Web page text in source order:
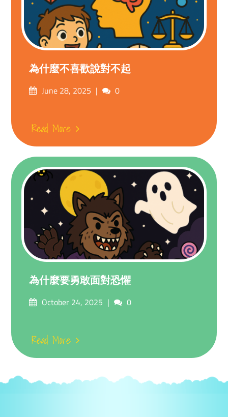
為什麼不喜歡說對不起
PostedJune 28, 2025 Comments
0
Read More
為什麼要勇敢面對恐懼
PostedOctober 24, 2025 Comments
0
Read More